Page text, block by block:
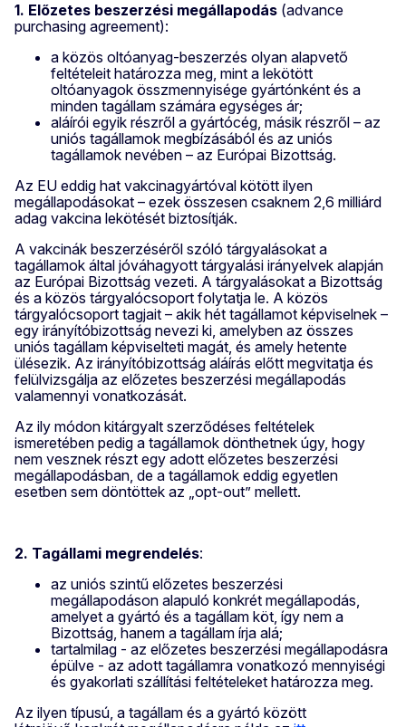
1. Előzetes beszerzési megállapodás (advance
purchasing agreement):
a közös oltóanyag-beszerzés olyan alapvető
feltételeit határozza meg, mint a lekötött
oltóanyagok összmennyisége gyártónként és a
minden tagállam számára egységes ár;
aláírói egyik részről a gyártócég, másik részről – az
uniós tagállamok megbízásából és az uniós
tagállamok nevében – az Európai Bizottság.
Az EU eddig hat vakcinagyártóval kötött ilyen
megállapodásokat – ezek összesen csaknem 2,6 milliárd
adag vakcina lekötését biztosítják.
A vakcinák beszerzéséről szóló tárgyalásokat a
tagállamok által jóváhagyott tárgyalási irányelvek alapján
az Európai Bizottság vezeti. A tárgyalásokat a Bizottság
és a közös tárgyalócsoport folytatja le. A közös
tárgyalócsoport tagjait – akik hét tagállamot képviselnek –
egy irányítóbizottság nevezi ki, amelyben az összes
uniós tagállam képviselteti magát, és amely hetente
ülésezik. Az irányítóbizottság aláírás előtt megvitatja és
felülvizsgálja az előzetes beszerzési megállapodás
valamennyi vonatkozását.
Az ily módon kitárgyalt szerződéses feltételek
ismeretében pedig a tagállamok dönthetnek úgy, hogy
nem vesznek részt egy adott előzetes beszerzési
megállapodásban, de a tagállamok eddig egyetlen
esetben sem döntöttek az „opt-out” mellett.
2. Tagállami megrendelés:
az uniós szintű előzetes beszerzési
megállapodáson alapuló konkrét megállapodás,
amelyet a gyártó és a tagállam köt, így nem a
Bizottság, hanem a tagállam írja alá;
tartalmilag - az előzetes beszerzési megállapodásra
épülve - az adott tagállamra vonatkozó mennyiségi
és gyakorlati szállítási feltételeket határozza meg.
Az ilyen típusú, a tagállam és a gyártó között